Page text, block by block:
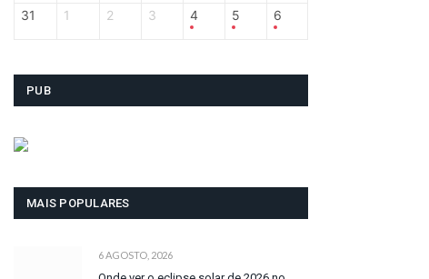
31 1 2 3 4 5 6
PUB
MAIS POPULARES
6 AGOSTO, 2026